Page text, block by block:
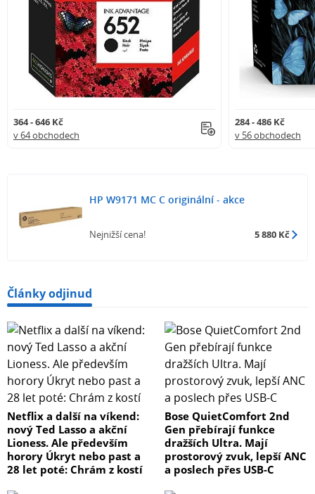
364 - 646 Kč
v 64 obchodech
284 - 486 Kč
v 56 obchodech
HP W9171 MC C originální - akce
Nejnižší cena! 5 880 Kč
Články odjinud
Netflix a další na víkend:
nový Ted Lasso a akční
Lioness. Ale především
horory Úkryt nebo past a
28 let poté: Chrám z kostí
Bose QuietComfort 2nd
Gen přebírají funkce
dražších Ultra. Mají
prostorový zvuk, lepší ANC
a poslech přes USB-C